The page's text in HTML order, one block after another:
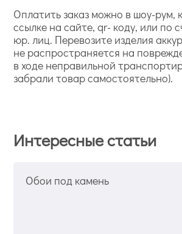
Оплатить заказ можно в шоу-рум,
ссылке на сайте, qr- коду, или по
юр. лиц. Перевозите изделия
не распространяется на
в ходе неправильной
забрали товар самостоятельно).
Интересные статьи
Обои под камень